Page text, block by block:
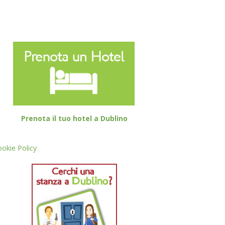
Prenota il tuo hotel a Dublino
Policy